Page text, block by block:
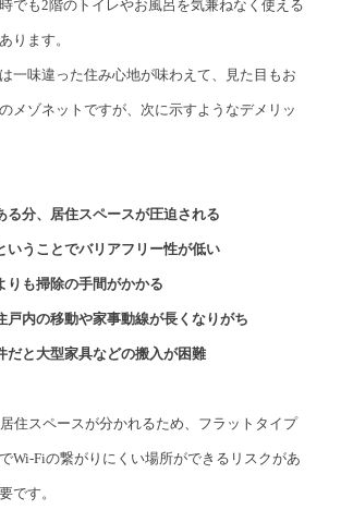
でも2階のトイレやお風呂を気兼ねなく使える
ります。
一味違った住み心地が味わえて、見た目もお
メゾネットですが、次に示すようなデメリッ
る分、居住スペースが圧迫される
いうことでバリアフリー性が低い
りも掃除の手間がかかる
戸内の移動や家事動線が長くなりがち
だと大型家具などの搬入が困難
住スペースが分かれるため、フラットタイプ
Wi-Fiの繋がりにくい場所ができるリスクがあ
です。